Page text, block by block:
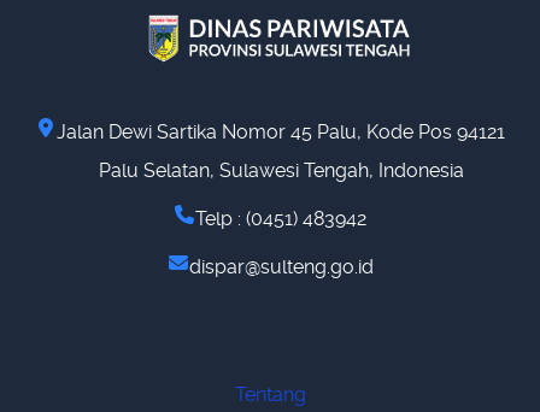
Jalan Dewi Sartika Nomor 45 Palu, Kode Pos 94121
Palu Selatan, Sulawesi Tengah, Indonesia
Telp : (0451) 483942
dispar@sulteng.go.id
Tentang